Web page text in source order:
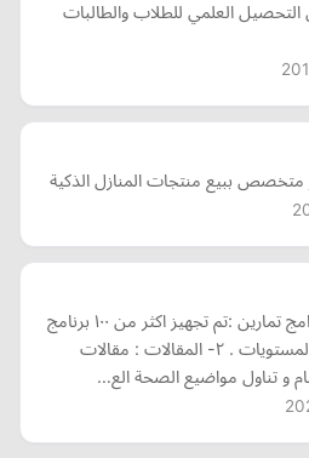
العلمي للطلاب والطالبات
ببيع منتجات المنازل الذكية
مميزات تطبيق الكابتن :١- برامج تمارين :تم تجهيز اكثر من ١٠٠ برنامج
تمارين كاملة لكل الاهداف و المستويات . ٢- المقالات : مقالات
و تناول مواضيع الصحة الع…